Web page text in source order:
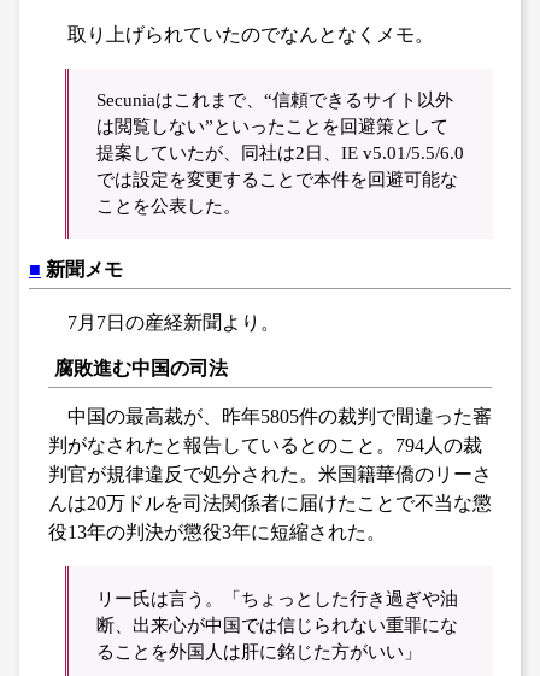
取り上げられていたのでなんとなくメモ。
Secuniaはこれまで、“信頼できるサイト以外
は閲覧しない”といったことを回避策として
提案していたが、同社は2日、IE v5.01/5.5/6.0
では設定を変更することで本件を回避可能な
ことを公表した。
■ 新聞メモ
7月7日の産経新聞より。
腐敗進む中国の司法
中国の最高裁が、昨年5805件の裁判で間違った審
判がなされたと報告しているとのこと。794人の裁
判官が規律違反で処分された。米国籍華僑のリーさ
んは20万ドルを司法関係者に届けたことで不当な懲
役13年の判決が懲役3年に短縮された。
リー氏は言う。「ちょっとした行き過ぎや油
断、出来心が中国では信じられない重罪にな
ることを外国人は肝に銘じた方がいい」